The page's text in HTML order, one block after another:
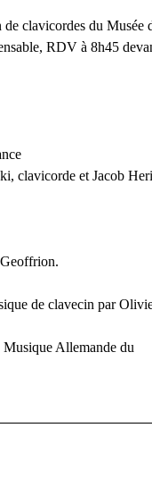
clavicordes du Musée
RDV à 8h45
clavicorde et Jacob
de clavecin par
Allemande du